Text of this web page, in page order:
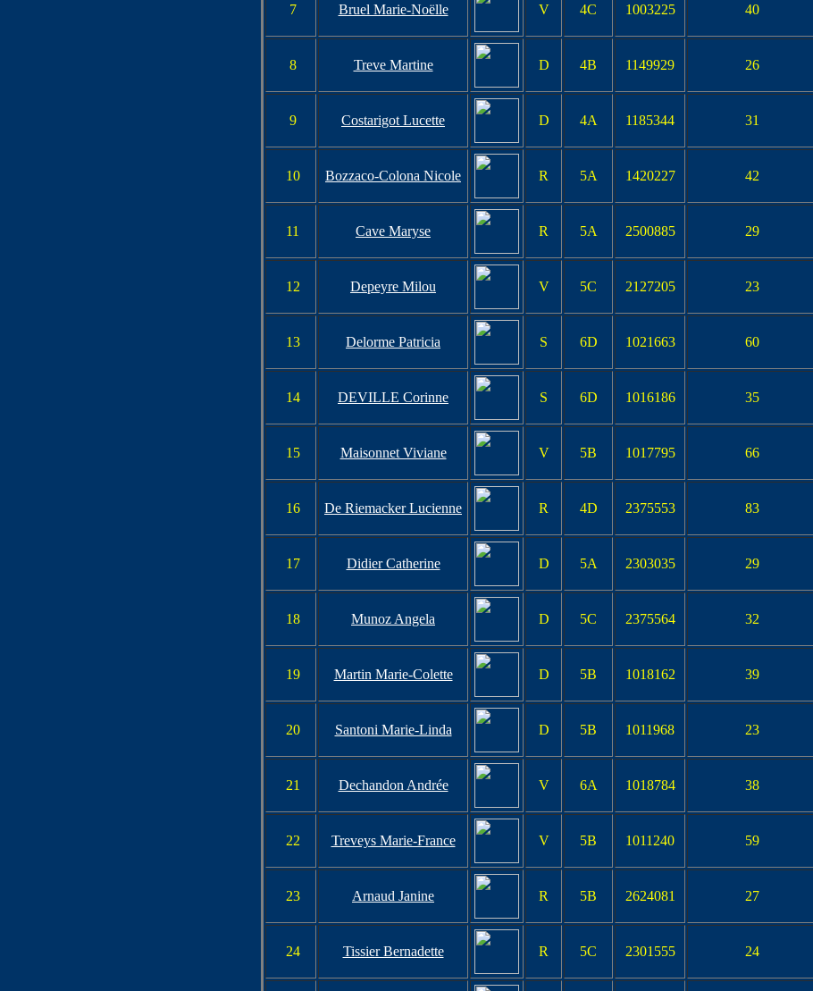
7 Bruel Marie-Noëlle V 4C 1003225 40
8 Treve Martine D 4B 1149929 26
9 Costarigot Lucette D 4A 1185344 31
10 Bozzaco-Colona Nicole R 5A 1420227 42
11 Cave Maryse R 5A 2500885 29
12 Depeyre Milou V 5C 2127205 23
13 Delorme Patricia S 6D 1021663 60
14 DEVILLE Corinne S 6D 1016186 35
15 Maisonnet Viviane V 5B 1017795 66
16 De Riemacker Lucienne R 4D 2375553 83
17 Didier Catherine D 5A 2303035 29
18 Munoz Angela D 5C 2375564 32
19 Martin Marie-Colette D 5B 1018162 39
20 Santoni Marie-Linda D 5B 1011968 23
21 Dechandon Andrée V 6A 1018784 38
22 Treveys Marie-France V 5B 1011240 59
23 Arnaud Janine R 5B 2624081 27
24 Tissier Bernadette R 5C 2301555 24